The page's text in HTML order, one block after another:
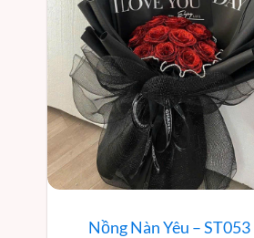
Nồng Nàn Yêu – ST053